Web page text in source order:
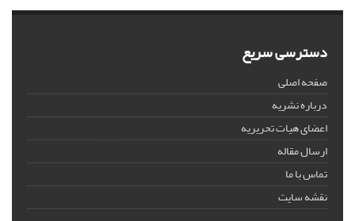
دسترسی سریع
صفحه اصلی
درباره نشریه
اعضای هیات تحریریه
ارسال مقاله
تماس با ما
نقشه سایت